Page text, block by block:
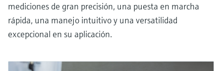
mediciones de gran precisión, una puesta en marcha
rápida, una manejo intuitivo y una versatilidad
excepcional en su aplicación.